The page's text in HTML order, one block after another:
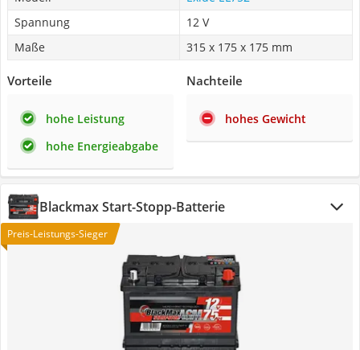
Spannung
12 V
Maße
315 x 175 x 175 mm
Vorteile
hohe Leistung
hohe Energieabgabe
Nachteile
hohes Gewicht
Blackmax Start-Stopp-Batterie
Preis-Leistungs-Sieger